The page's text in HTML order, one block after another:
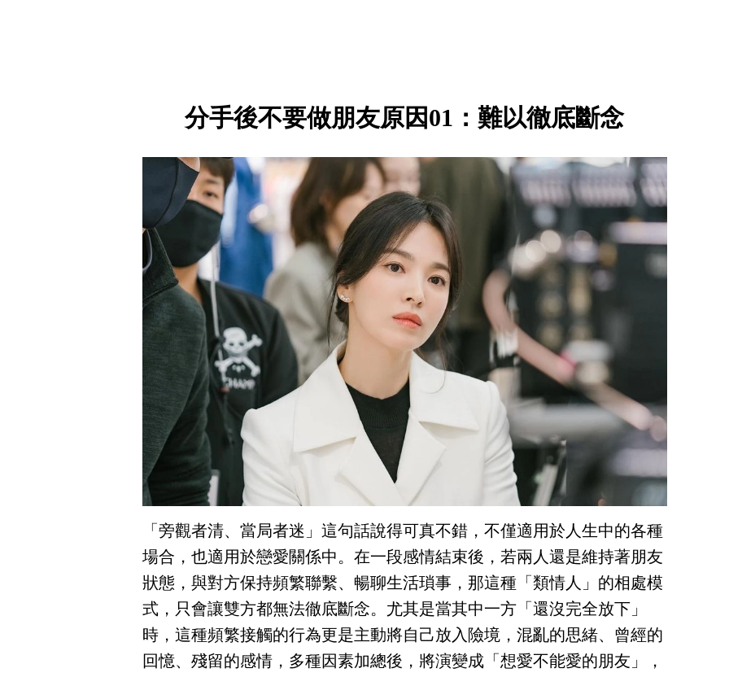
分手後不要做朋友原因01：難以徹底斷念
「旁觀者清、當局者迷」這句話說得可真不錯，不僅適用於人生中的各種
場合，也適用於戀愛關係中。在一段感情結束後，若兩人還是維持著朋友
狀態，與對方保持頻繁聯繫、暢聊生活瑣事，那這種「類情人」的相處模
式，只會讓雙方都無法徹底斷念。尤其是當其中一方「還沒完全放下」
時，這種頻繁接觸的行為更是主動將自己放入險境，混亂的思緒、曾經的
回憶、殘留的感情，多種因素加總後，將演變成「想愛不能愛的朋友」，